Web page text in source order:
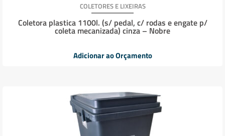
COLETORES E LIXEIRAS
Coletora plastica 1100l. (s/ pedal, c/ rodas e engate p/
coleta mecanizada) cinza – Nobre
Adicionar ao Orçamento